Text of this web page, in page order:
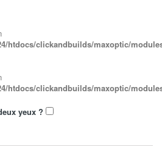
htdocs/clickandbuilds/maxoptic/
htdocs/clickandbuilds/maxoptic/
yeux ?